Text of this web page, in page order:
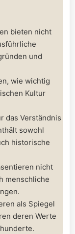
bieten nicht
und
wie wichtig
⁢Kultur
das Verständnis
sowohl
historische
nicht
menschliche
⁤als Spiegel
deren Werte